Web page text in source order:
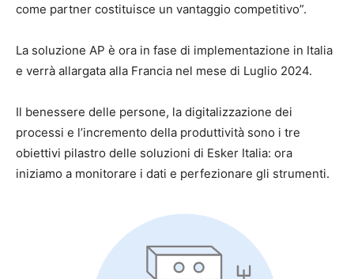
come partner costituisce un vantaggio competitivo”.
La soluzione AP è ora in fase di implementazione in Italia
e verrà allargata alla Francia nel mese di Luglio 2024.
Il benessere delle persone, la digitalizzazione dei
processi e l’incremento della produttività sono i tre
obiettivi pilastro delle soluzioni di Esker Italia: ora
iniziamo a monitorare i dati e perfezionare gli strumenti.